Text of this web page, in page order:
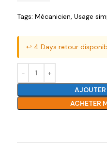
Tags: Mécanicien, Usage
↩️ 4 Days retour
AJOUTER
ACHETER